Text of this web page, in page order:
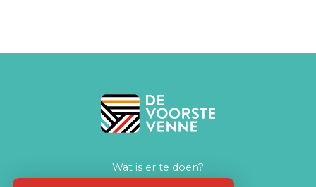
Wat is er te doen?